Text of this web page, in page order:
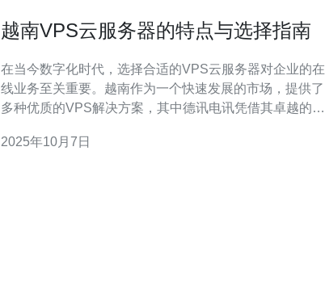
越南VPS云服务器的特点与选择指南
在当今数字化时代，选择合适的VPS云服务器对企业的在
线业务至关重要。越南作为一个快速发展的市场，提供了
多种优质的VPS解决方案，其中德讯电讯凭借其卓越的性
VPS云服务器的特点，并为您提供选择的实用指南。 优势
2025年10月7日